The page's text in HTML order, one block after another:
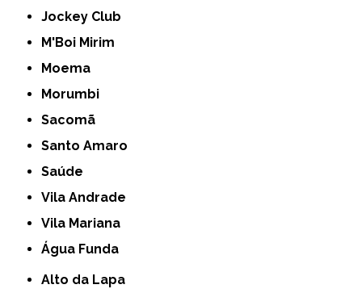
Jockey Club
M'Boi Mirim
Moema
Morumbi
Sacomã
Santo Amaro
Saúde
Vila Andrade
Vila Mariana
Água Funda
Alto da Lapa